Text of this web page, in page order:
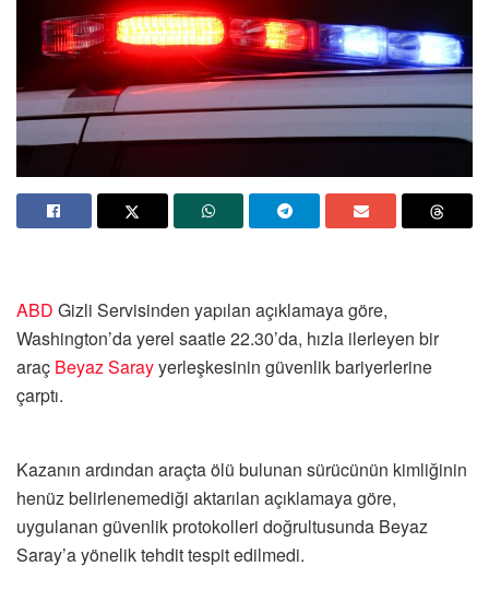
ABD Gizli Servisinden yapılan açıklamaya göre,
Washington’da yerel saatle 22.30’da, hızla ilerleyen bir
araç Beyaz Sarayyerleşkesinin güvenlik bariyerlerine
çarptı.
Kazanın ardından araçta ölü bulunan sürücünün kimliğinin
henüz belirlenemediği aktarılan açıklamaya göre,
uygulanan güvenlik protokolleri doğrultusunda Beyaz
Saray’a yönelik tehdit tespit edilmedi.